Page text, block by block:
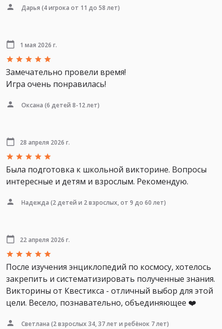
Дарья (4 игрока от 11 до 58 лет)
1 мая 2026 г.
Замечательно провели время!
Игра очень понравилась!
Оксана (6 детей 8-12 лет)
28 апреля 2026 г.
Была подготовка к школьной викторине. Вопросы
интересные и детям и взрослым. Рекомендую.
Надежда (2 детей и 2 взрослых, от 9 до 60 лет)
22 апреля 2026 г.
После изучения энциклопедий по космосу, хотелось
закрепить и систематизировать полученные знания.
Викторины от Квестикса - отличный выбор для этой
цели. Весело, познавательно, объединяющее ❤️
Светлана (2 взрослых 34, 37 лет и ребёнок 7 лет)